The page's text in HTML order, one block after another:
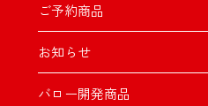
ご予約商品
お知らせ
バロー開発商品